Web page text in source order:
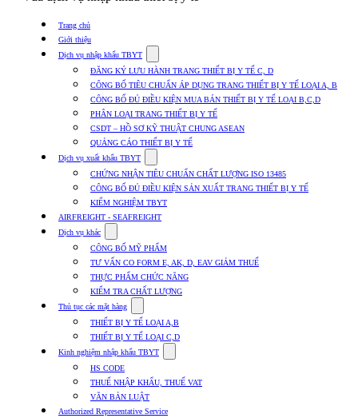
Trang chủ
Giới thiệu
Dịch vụ nhập khẩu TBYT
submenu
for
Dịch
vụ
nhập
khẩu
TBYT
ĐĂNG KÝ LƯU HÀNH TRANG THIẾT BỊ Y TẾ C, D
CÔNG BỐ TIÊU CHUẨN ÁP DỤNG TRANG THIẾT BỊ Y TẾ LOẠI A, B
CÔNG BỐ ĐỦ ĐIỀU KIỆN MUA BÁN THIẾT BỊ Y TẾ LOẠI B,C,D
PHÂN LOẠI TRANG THIẾT BỊ Y TẾ
CSDT – HỒ SƠ KỸ THUẬT CHUNG ASEAN
QUẢNG CÁO THIẾT BỊ Y TẾ
Dịch vụ xuất khẩu TBYT
submenu
for
Dịch
vụ
xuất
TBYT
CHỨNG NHẬN TIÊU CHUẨN CHẤT LƯỢNG ISO 13485
CÔNG BỐ ĐỦ ĐIỀU KIỆN SẢN XUẤT TRANG THIẾT BỊ Y TẾ
KIỂM NGHIỆM TBYT
AIRFREIGHT - SEAFREIGHT
Dịch vụ khác
submenu
for
Dịch
vụ
khác
CÔNG BỐ MỸ PHẨM
TƯ VẤN CO FORM E, AK, D, EAV GIẢM THUẾ
THỰC PHẨM CHỨC NĂNG
KIỂM TRA CHẤT LƯỢNG
Thủ tục các mặt hàng
submenu
for
Thủ
tục
mặt
hàng
THIẾT BỊ Y TẾ LOẠI A,B
THIẾT BỊ Y TẾ LOẠI C,D
Kinh nghiệm nhập khẩu TBYT
submenu
Kinh
HS CODE
THUẾ NHẬP KHẨU, THUẾ VAT
VĂN BẢN LUẬT
Authorized Representative Service